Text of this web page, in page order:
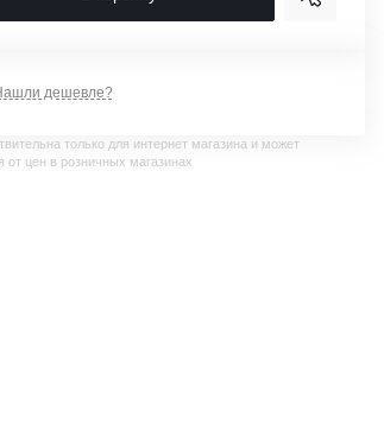
дешевле?
только для интернет магазина и может
от цен в розничных магазинах